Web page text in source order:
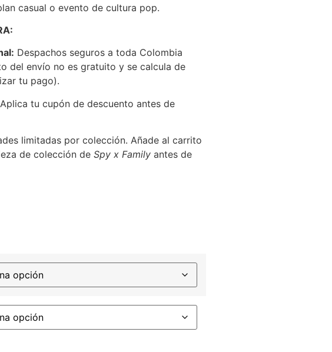
casual o evento de cultura pop.
Despachos seguros a toda Colombia
del envío no es gratuito y se calcula de
tu pago).
Aplica tu cupón de descuento antes de
limitadas por colección. Añade al carrito
de colección de Spy x Family antes de